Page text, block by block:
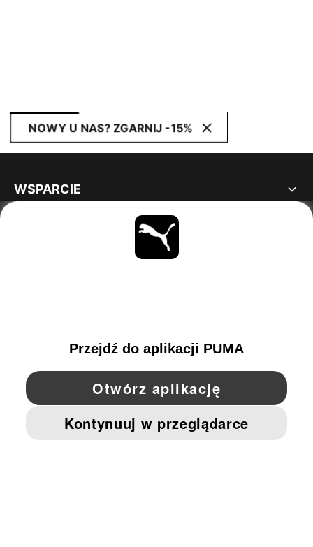
NOWY U NAS? ZGARNIJ -15%
WSPARCIE
YouTube Twitter Pinterest Instagram
NADRUK FIRMOWY I DANE PRAWNE